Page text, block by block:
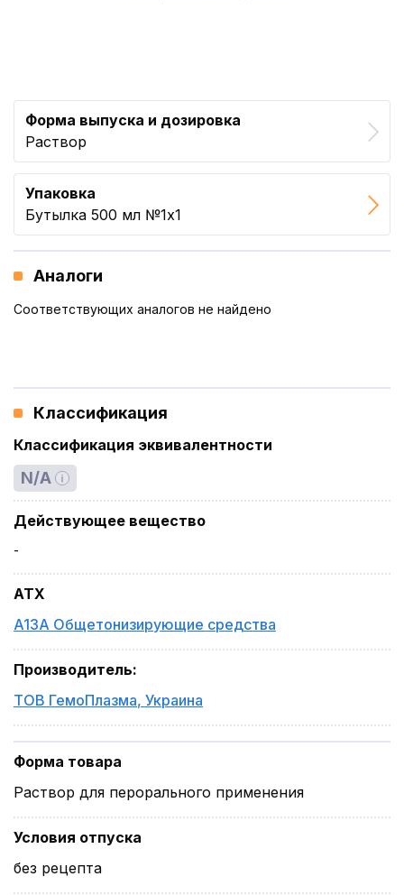
Форма выпуска и дозировка
Раствор
Упаковка
Бутылка 500 мл №1x1
Аналоги
Соответствующих аналогов не найдено
Классификация
Классификация эквивалентности
N/A
Действующее вещество
-
ATX
A13A Общетонизирующие средства
Производитель:
ТОВ ГемоПлазма, Украина
Форма товара
Раствор для перорального применения
Условия отпуска
без рецепта